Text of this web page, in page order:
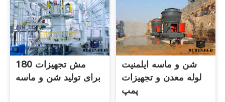
180 مش تجهیزات
برای تولید شن و ماسه
شن و ماسه ایلمنیت
لوله معدن و تجهیزات
پمپ